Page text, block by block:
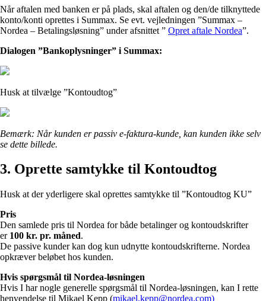
Når aftalen med banken er på plads, skal aftalen og den/de tilknyttede
konto/konti oprettes i Summax. Se evt. vejledningen ”Summax –
Nordea – Betalingsløsning” under afsnittet ” Opret aftale Nordea”.
Dialogen ”Bankoplysninger” i Summax:
Husk at tilvælge ”Kontoudtog”
Bemærk: Når kunden er passiv e-faktura-kunde, kan kunden ikke selv
se dette billede.
3. Oprette samtykke til Kontoudtog
Husk at der yderligere skal oprettes samtykke til ”Kontoudtog KU”
Pris
Den samlede pris til Nordea for både betalinger og kontoudskrifter
er100 kr. pr. måned.
De passive kunder kan dog kun udnytte kontoudskrifterne. Nordea
opkræver beløbet hos kunden.
Hvis spørgsmål til Nordea-løsningen
Hvis I har nogle generelle spørgsmål til Nordea-løsningen, kan I rette
henvendelse til Mikael Kepp (mikael.kepp@nordea.com)